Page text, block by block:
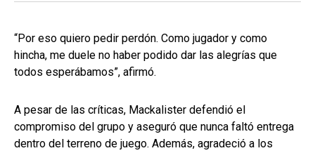
“Por eso quiero pedir perdón. Como jugador y como
hincha, me duele no haber podido dar las alegrías que
todos esperábamos”, afirmó.
A pesar de las críticas, Mackalister defendió el
compromiso del grupo y aseguró que nunca faltó entrega
dentro del terreno de juego. Además, agradeció a los